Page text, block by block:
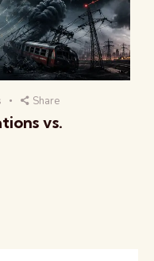
Share
vs.